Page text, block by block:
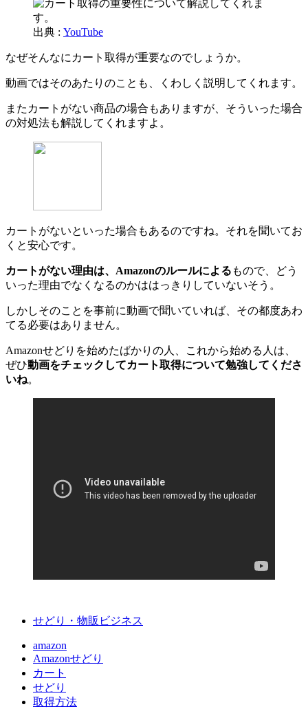
出典 : YouTube
なぜそんなにカート取得が重要なのでしょうか。
動画ではそのあたりのことも、くわしく説明してくれます。
またカートがない商品の場合もありますが、そういった場合
の対処法も解説してくれますよ。
カートがないといった場合もあるのですね。それを聞いてお
くと安心です。
カートがない理由は、Amazonのルールによる もので、どう
いった理由でなくなるのかははっきりしていないそう。
しかしそのことを事前に動画で聞いていれば、その都度あわ
てる必要はありません。
Amazonせどりを始めたばかりの人、これから始める人は、
ぜひ動画をチェックしてカート取得について勉強してくださ
いね。
せどり・物販ビジネス
amazon
Amazonせどり
カート
せどり
取得方法